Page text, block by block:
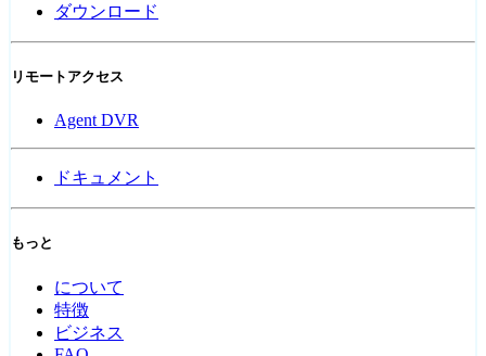
ダウンロード
リモートアクセス
Agent DVR
ドキュメント
もっと
について
特徴
ビジネス